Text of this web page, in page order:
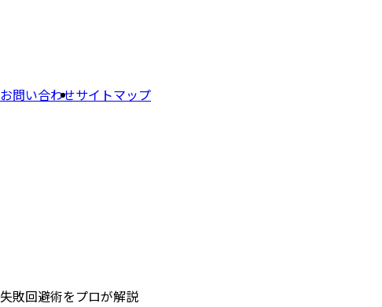
お問い合わせサイトマップ
敗回避術をプロが解説